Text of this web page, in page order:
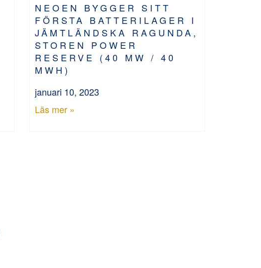
NEOEN BYGGER SITT
FÖRSTA BATTERILAGER I
JÄMTLÄNDSKA RAGUNDA,
STOREN POWER
RESERVE (40 MW / 40
MWH)
januari 10, 2023
Läs mer »